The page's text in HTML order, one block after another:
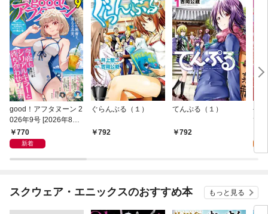
good！アフタヌーン 2
026年9号 [2026年8月
6日発売]
770
新着
ぐらんぶる（１）
792
てんぷる（１）
792
公
て
スクウェア・エニックスのおすすめ本 もっと見る